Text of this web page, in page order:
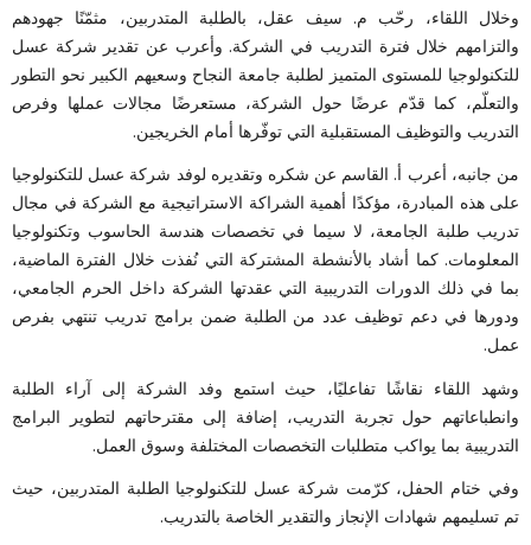
وخلال اللقاء، رحّب م. سيف عقل، بالطلبة المتدربين، مثمّنًا جهودهم
والتزامهم خلال فترة التدريب في الشركة. وأعرب عن تقدير شركة عسل
للتكنولوجيا للمستوى المتميز لطلبة جامعة النجاح وسعيهم الكبير نحو التطور
والتعلّم، كما قدّم عرضًا حول الشركة، مستعرضًا مجالات عملها وفرص
التدريب والتوظيف المستقبلية التي توفّرها أمام الخريجين.
من جانبه، أعرب أ. القاسم عن شكره وتقديره لوفد شركة عسل للتكنولوجيا
على هذه المبادرة، مؤكدًا أهمية الشراكة الاستراتيجية مع الشركة في مجال
تدريب طلبة الجامعة، لا سيما في تخصصات هندسة الحاسوب وتكنولوجيا
المعلومات. كما أشاد بالأنشطة المشتركة التي نُفذت خلال الفترة الماضية،
بما في ذلك الدورات التدريبية التي عقدتها الشركة داخل الحرم الجامعي،
ودورها في دعم توظيف عدد من الطلبة ضمن برامج تدريب تنتهي بفرص
عمل.
وشهد اللقاء نقاشًا تفاعليًا، حيث استمع وفد الشركة إلى آراء الطلبة
وانطباعاتهم حول تجربة التدريب، إضافة إلى مقترحاتهم لتطوير البرامج
التدريبية بما يواكب متطلبات التخصصات المختلفة وسوق العمل.
وفي ختام الحفل، كرّمت شركة عسل للتكنولوجيا الطلبة المتدربين، حيث
تم تسليمهم شهادات الإنجاز والتقدير الخاصة بالتدريب.